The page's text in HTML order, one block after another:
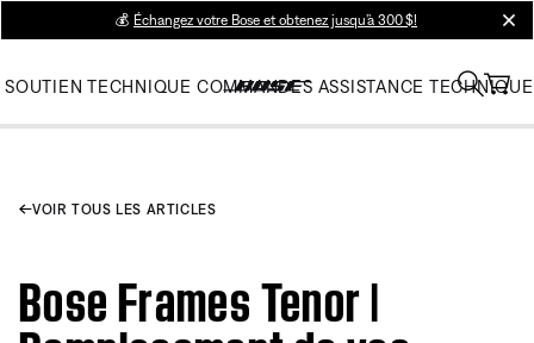
💰 Échangez votre Bose et obtenez jusqu’à 300 $!
SOUTIEN TECHNIQUE COMMANDES ASSISTANCE TECHNIQUE
VOIR TOUS LES ARTICLES
Bose Frames Tenor |